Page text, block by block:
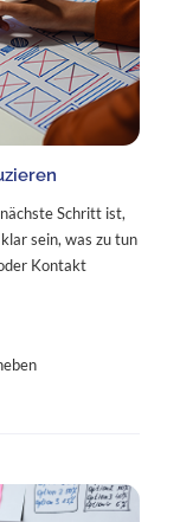
Schritt ist,
sein, was zu tun
Kontakt